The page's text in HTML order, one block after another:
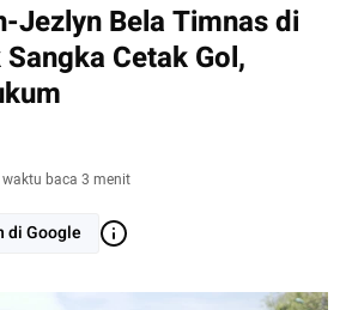
Jezlyn Bela Timnas di
Cetak Gol,
waktu baca 3 menit
di Google